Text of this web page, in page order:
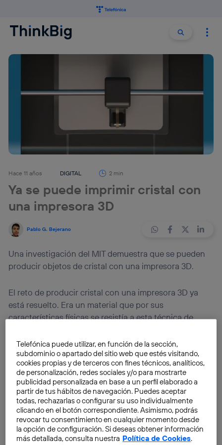
Buscar
Hace 11 años DIGITAL 2 min
Ya se puede imprimir cristal con
una impresora 3D
Pablo G. Bejerano
Una investigación del MIT demuestra que se pueden
producir objetos de cristal con una impresora 3D.
El reto de producir cristal con una impresora 3D ya
está resuelto. Era un material que por sus
características físicas se resistía a esta técnica de
manufacturados que utilizamos cotidianamente hacía
quesu producción fuera una necesidad, como si
faltara algo para que de verdad despegara la
impresión 3D. Ni que decir tiene siguen faltando
piezas para que la tecnología progrese en su
adopción, pero poco a poco se van encontrando
estas piezas… o imprimiendo.
Una investigación del MIT ha logrado resolver el
Telefónica puede utilizar, en función de la sección,
subdominio o apartado del sitio web que estés visitando,
cookies propias y de terceros con fines técnicos, analíticos,
de personalización, redes sociales y/o para mostrarte
publicidad personalizada en base a un perfil elaborado a
partir de tus hábitos de navegación. Puedes aceptar
todas, rechazarlas o configurar su uso individualmente
clicando en el botón correspondiente. Asimismo, podrás
revocar tu consentimiento en cualquier momento desde
la opción de configuración. Si deseas obtener información
más detallada, consulta nuestra Política de Cookies.